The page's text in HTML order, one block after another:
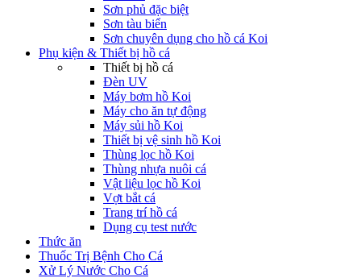
Sơn phủ đặc biệt
Sơn tàu biển
Sơn chuyên dụng cho hồ cá Koi
Phụ kiện & Thiết bị hồ cá
Thiết bị hồ cá
Đèn UV
Máy bơm hồ Koi
Máy cho ăn tự động
Máy sủi hồ Koi
Thiết bị vệ sinh hồ Koi
Thùng lọc hồ Koi
Thùng nhựa nuôi cá
Vật liệu lọc hồ Koi
Vợt bắt cá
Trang trí hồ cá
Dụng cụ test nước
Thức ăn
Thuốc Trị Bệnh Cho Cá
Xử Lý Nước Cho Cá